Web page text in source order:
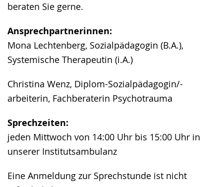
beraten Sie gerne.
Ansprechpartnerinnen:
Mona Lechtenberg, Sozialpädagogin (B.A.),
Systemische Therapeutin (i.A.)
Christina Wenz, Diplom-Sozialpädagogin/-
arbeiterin, Fachberaterin Psychotrauma
Sprechzeiten:
jeden Mittwoch von 14:00 Uhr bis 15:00 Uhr in
unserer Institutsambulanz
Eine Anmeldung zur Sprechstunde ist nicht